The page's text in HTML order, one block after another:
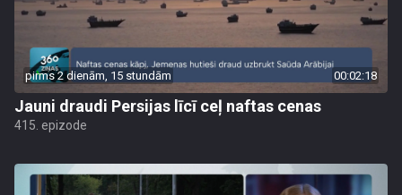
pirms 2 dienām, 15 stundām 00:02:18
Jauni draudi Persijas līcī ceļ naftas cenas
415. epizode